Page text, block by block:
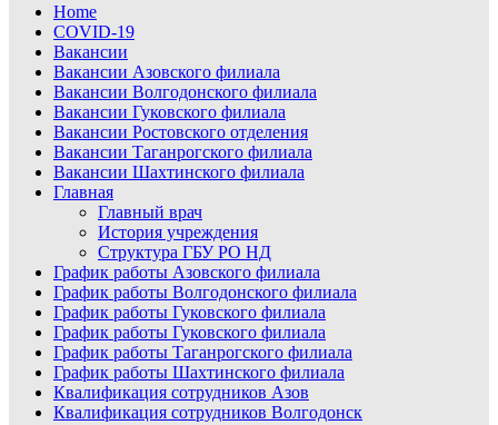
Home
COVID-19
Вакансии
Вакансии Азовского филиала
Вакансии Волгодонского филиала
Вакансии Гуковского филиала
Вакансии Ростовского отделения
Вакансии Таганрогского филиала
Вакансии Шахтинского филиала
Главная
Главный врач
История учреждения
Структура ГБУ РО НД
График работы Азовского филиала
График работы Волгодонского филиала
График работы Гуковского филиала
График работы Гуковского филиала
График работы Таганрогского филиала
График работы Шахтинского филиала
Квалификация сотрудников Азов
Квалификация сотрудников Волгодонск